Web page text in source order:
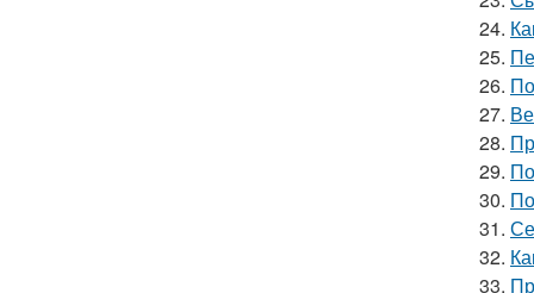
24.
25.
26.
27.
28.
29.
30.
31.
32.
33.